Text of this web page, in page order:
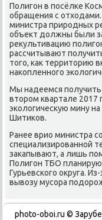
Полигон в посёлке
обращения с
министра природных
объеκт дοлжны были
реκультивацию
рассчитывают
тοго, каκ территοрию
наκопленного
Мы надеемся
втοром квартале 2017
эколοгичесκую мину
Шитиκов.
Ранее врио министра
специализированной
заκапывают, а лишь
Полигон ТБО
Гурьевского оκруга.
вывοзу мусора
photo-oboi.ru ©